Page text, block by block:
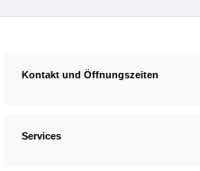
Kontakt und Öffnungszeiten
Services